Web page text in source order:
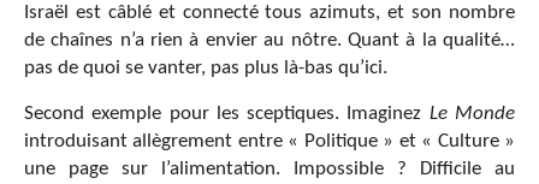
Israël est câblé et connecté tous azimuts, et son nombre
de chaînes n’a rien à envier au nôtre. Quant à la qualité…
pas de quoi se vanter, pas plus là-bas qu’ici.
Second exemple pour les sceptiques. Imaginez Le Monde
introduisant allègrement entre « Politique » et « Culture »
une page sur l’alimentation. Impossible ? Difficile au